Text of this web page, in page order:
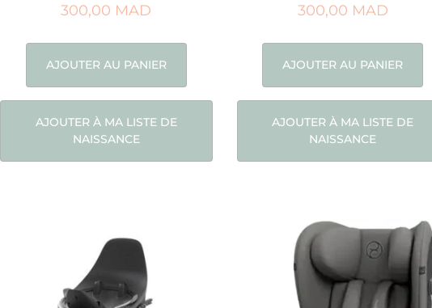
300,00 MAD
AJOUTER AU PANIER
AJOUTER À MA LISTE DE
NAISSANCE
300,00 MAD
AJOUTER AU PANIER
AJOUTER À MA LISTE DE
NAISSANCE